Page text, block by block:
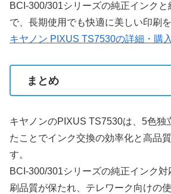
BCI-300/301シリーズの純正インクと
で、長期使用でも快適に美しい印刷を
キヤノン PIXUS TS7530の詳細・購
まとめ
キヤノンのPIXUS TS7530は、5色独
たことでインク交換の効率化と高品
す。
BCI-300/301シリーズの純正インク
刷品質が保たれ、テレワーク向けの